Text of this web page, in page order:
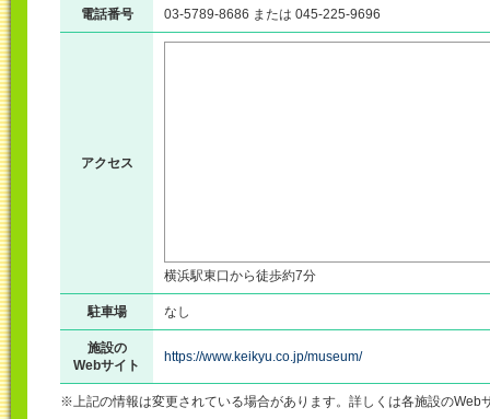
電話番号 03-5789-8686 または 045-225-9696
アクセス
横浜駅東口から徒歩約7分
駐車場 なし
施設の
Webサイト
https://www.keikyu.co.jp/museum/
※上記の情報は変更されている場合があります。詳しくは各施設のWeb